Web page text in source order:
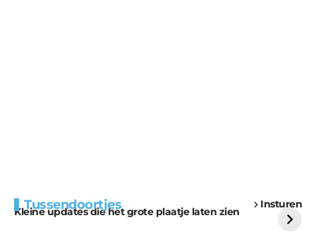
Tussendoortjes Insturen
Kleine updates die het grote plaatje laten zien
voor kabouters
uitdaging